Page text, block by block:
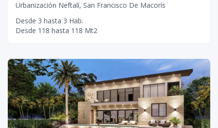
Urbanización Neftalí, San Francisco De Macorís
Desde 3 hasta 3 Hab.
Desde 118 hasta 118 Mt2